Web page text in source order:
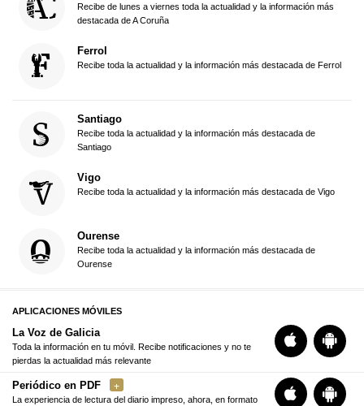
Recibe de lunes a viernes toda la actualidad y la información más
destacada de A Coruña
Ferrol
Recibe toda la actualidad y la información más destacada de Ferrol
Santiago
Recibe toda la actualidad y la información más destacada de
Santiago
Vigo
Recibe toda la actualidad y la información más destacada de Vigo
Ourense
Recibe toda la actualidad y la información más destacada de
Ourense
APLICACIONES MÓVILES
La Voz de Galicia
Toda la información en tu móvil. Recibe notificaciones y no te
pierdas la actualidad más relevante
Periódico en PDF
La experiencia de lectura del diario impreso, ahora, en formato